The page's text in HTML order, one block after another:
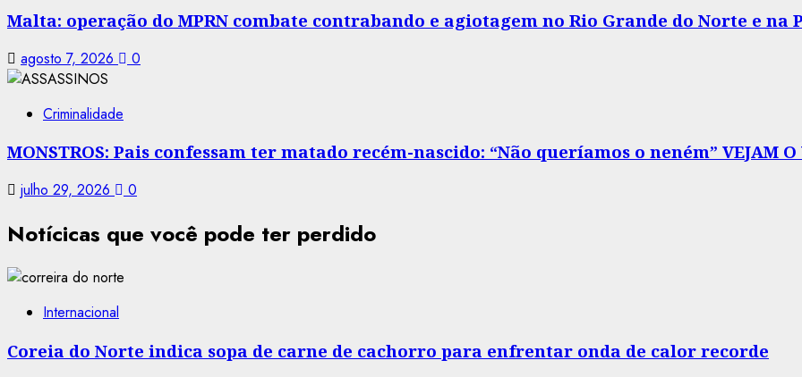
Malta: operação do MPRN combate contrabando e agiotagem no Rio Grande do Norte e na
agosto 7, 2026 0
Criminalidade
MONSTROS: Pais confessam ter matado recém-nascido: “Não queríamos o neném” VEJAM O
julho 29, 2026 0
Notícicas que você pode ter perdido
Internacional
Coreia do Norte indica sopa de carne de cachorro para enfrentar onda de calor recorde